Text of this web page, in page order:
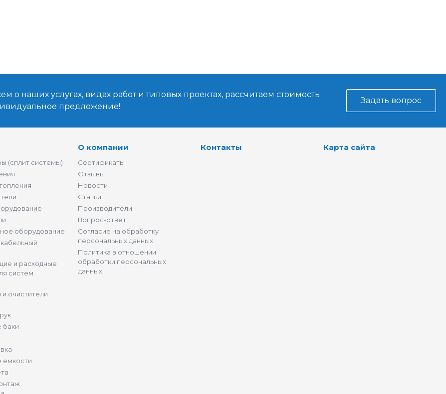
о наших услугах, видах работ и типовых проектах, рассчитаем стоимость
предложение!
Задать вопрос
(сплит системы)
оборудование
и расходные
систем
очистители
емкости
О компании
Сертификаты
Отзывы
Новости
Статьи
Производители
Вопрос-ответ
Согласие на обработку
персональных данных
Политика в отношении
обработки персональных
данных
Контакты Карта сайта